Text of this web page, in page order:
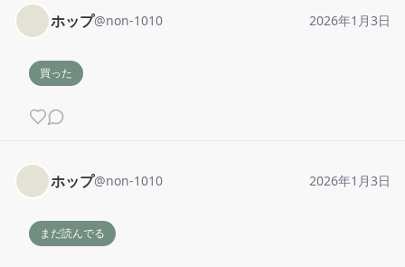
ホップ@non-1010 2026年1月3日
買った
ホップ@non-1010 2026年1月3日
まだ読んでる